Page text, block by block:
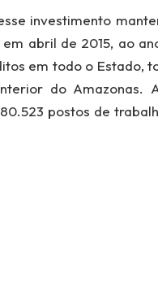
investimento
abril de 2015, ao
em todo o Estado,
do Amazonas.
postos de